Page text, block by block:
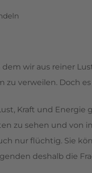
wir aus reiner
zu verweilen. Doch
Kraft und Energie
zu sehen und von
nur flüchtig. Sie
deshalb die